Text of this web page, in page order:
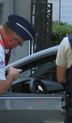
de contrôles
de 21